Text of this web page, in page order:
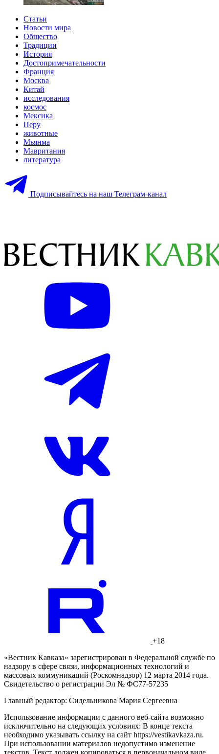
Статьи
Новости мира
Общество
Традиции
История
Достопримечательности
Франция
Москва
Китай
исследования
космос
Мексика
Перу
животные
Мьянма
Мавритания
литература
Подписывайтесь на наш Телеграм-канал
+18
«Вестник Кавказа» зарегистрирован в Федеральной службе по
надзору в сфере связи, информационных технологий и
массовых коммуникаций (Роскомнадзор) 12 марта 2014 года.
Свидетельство о регистрации Эл № ФС77-57235
Главный редактор: Сидельникова Мария Сергеевна
Использование информации с данного веб-сайта возможно
исключительно на следующих условиях: В конце текста
необходимо указывать ссылку на сайт https://vestikavkaza.ru.
При использовании материалов недопустимо изменение